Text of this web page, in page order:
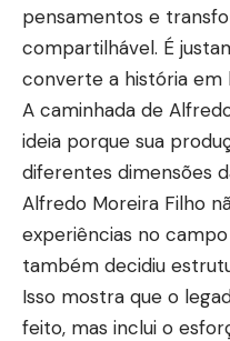
pensamentos e
compartilhável. É
converte a história em
A caminhada de
ideia porque sua
diferentes dimensões
Alfredo Moreira Filho
experiências no
também decidiu
Isso mostra que o
feito, mas inclui o